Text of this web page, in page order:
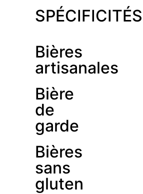
SPÉCIFICITÉS
Bières
artisanales
Bière
de
garde
Bières
sans
gluten